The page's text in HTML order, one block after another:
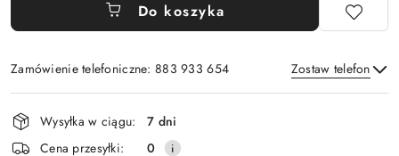
Do koszyka
Zamówienie telefoniczne: 883 933 654 Zostaw telefon
Wyślij
Dostępność
i
Wysyłka w ciągu:
7 dni
Cena przesyłki:
0